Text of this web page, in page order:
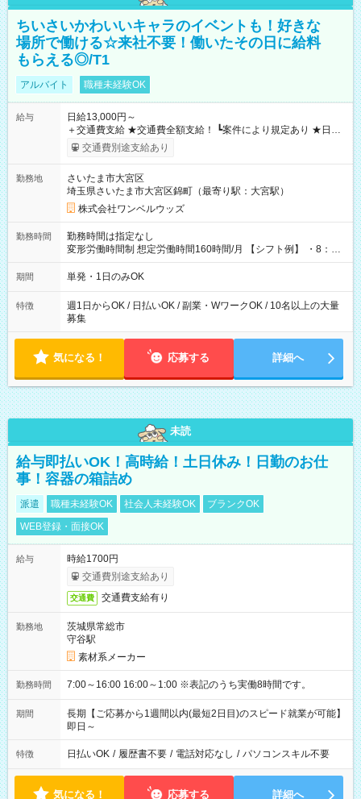
ちいさいかわいいキャラのイベントも！好きな
場所で働ける☆来社不要！働いたその日に給料
もらえる◎/T1
アルバイト 職種未経験OK
給与
日給13,000円～
＋交通費支給 ★交通費全額支給！ ┗案件により規定あり ★日払
いOK！（規定あり） ┗働いたその日に現金GET♪ お仕事後はコ
ンビニATMから 日払い分を引き落とせます！ 【試用期間】試
交通費別途支給あり
勤務地
さいたま市大宮区
埼玉県さいたま市大宮区錦町（最寄り駅：大宮駅）
株式会社ワンベルウッズ
勤務時間
勤務時間は指定なし
変形労働時間制 想定労働時間160時間/月 【シフト例】 ・8：00
～21：00
期間 単発・1日のみOK
特徴
週1日からOK / 日払いOK / 副業・WワークOK / 10名以上の大量
募集
気になる！ 応募する 詳細へ
未読
給与即払いOK！高時給！土日休み！日勤のお仕
事！容器の箱詰め
派遣 職種未経験OK 社会人未経験OK
ブランクOK
WEB登録・面接OK
給与
時給1700円
交通費別途支給あり
交通費 交通費支給有り
勤務地
茨城県常総市
守谷駅
素材系メーカー
勤務時間 7:00～16:00 16:00～1:00 ※表記のうち実働8時間です。
期間
長期【ご応募から1週間以内(最短2日目)のスピード就業が可能】
即日～
特徴 日払いOK / 履歴書不要 / 電話対応なし / パソコンスキル不要
気になる！ 応募する 詳細へ